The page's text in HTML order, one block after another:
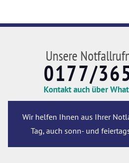
Unsere
0177/
Kontakt auch über
Wir helfen Ihnen aus Ihrer
Tag, auch sonn- und